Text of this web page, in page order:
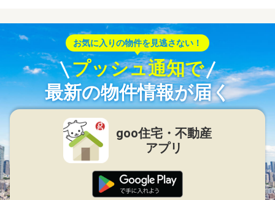
お気に入りの物件を見逃さない！
プッシュ通知で
最新の物件情報が届く
goo住宅・不動産
アプリ